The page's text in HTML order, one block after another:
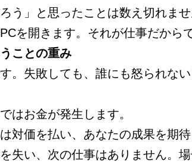
う」と思ったことは数え切れませ
を開きます。それが仕事だからで
ことの重み
。失敗しても、誰にも怒られな
はお金が発生します。
対価を払い、あなたの成果を期
失い、次の仕事はありません。